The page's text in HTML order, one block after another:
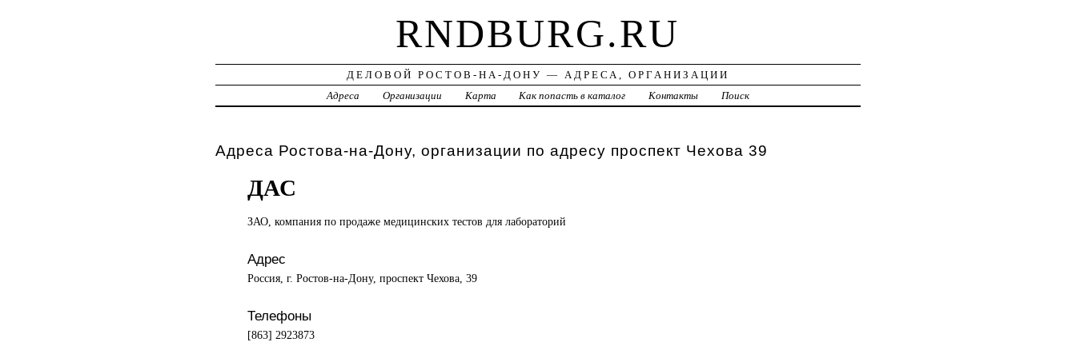
RNDBURG.RU
ДЕЛОВОЙ РОСТОВ-НА-ДОНУ — АДРЕСА, ОРГАНИЗАЦИИ
Адреса
Организации Карта Как попасть в каталог Контакты Поиск
Адреса Ростова-на-Дону, организации по адресу проспект Чехова 39
ДАС
ЗАО, компания по продаже медицинских тестов для лабораторий
Адрес
Россия, г. Ростов-на-Дону, проспект Чехова, 39
Телефоны
[863] 2923873